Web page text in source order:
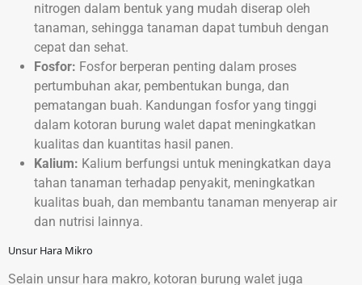
nitrogen dalam bentuk yang mudah diserap oleh
tanaman, sehingga tanaman dapat tumbuh dengan
cepat dan sehat.
Fosfor: Fosfor berperan penting dalam proses
pertumbuhan akar, pembentukan bunga, dan
pematangan buah. Kandungan fosfor yang tinggi
dalam kotoran burung walet dapat meningkatkan
kualitas dan kuantitas hasil panen.
Kalium: Kalium berfungsi untuk meningkatkan daya
tahan tanaman terhadap penyakit, meningkatkan
kualitas buah, dan membantu tanaman menyerap air
dan nutrisi lainnya.
Unsur Hara Mikro
Selain unsur hara makro, kotoran burung walet juga